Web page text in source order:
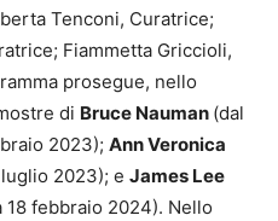
Tenconi, Curatrice;
Fiammetta Griccioli,
prosegue, nello
di Bruce Nauman (dal
2023); Ann Veronica
2023); e James Lee
febbraio 2024). Nello